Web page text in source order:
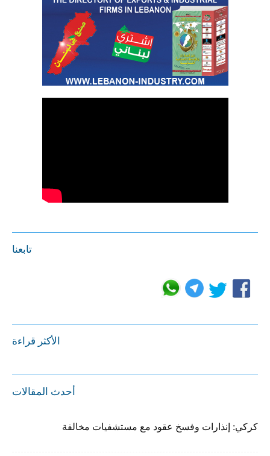
تابعنا
الأكثر قراءة
أحدث المقالات
كركي: إنذارات وفسخ عقود مع مستشفيات مخالفة